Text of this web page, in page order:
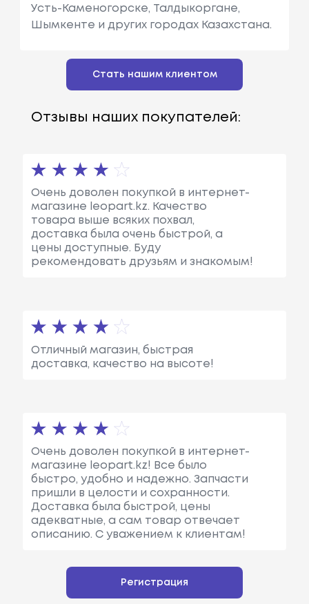
Усть-Каменогорске, Талдыкоргане,
Шымкенте и других городах Казахстана.
Стать нашим клиентом
Отзывы наших покупателей:
Очень доволен покупкой в интернет-
магазине leopart.kz. Качество
товара выше всяких похвал,
доставка была очень быстрой, а
цены доступные. Буду
рекомендовать друзьям и знакомым!
Отличный магазин, быстрая
доставка, качество на высоте!
Очень доволен покупкой в интернет-
магазине leopart.kz! Все было
быстро, удобно и надежно. Запчасти
пришли в целости и сохранности.
Доставка была быстрой, цены
адекватные, а сам товар отвечает
описанию. С уважением к клиентам!
Регистрация